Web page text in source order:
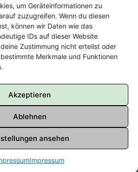
um Geräteinformationen zu
zuzugreifen. Wenn du diesen
können wir Daten wie das
IDs auf dieser Website
Zustimmung nicht erteilst oder
Merkmale und Funktionen
Akzeptieren
Ablehnen
ansehen
Impressum
- Easthouse
roethelheimpark.de